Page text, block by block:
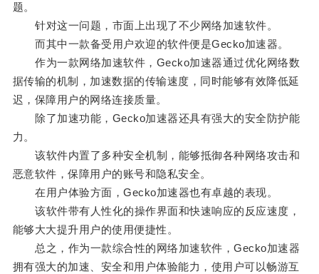
题。
针对这一问题，市面上出现了不少网络加速软件。
而其中一款备受用户欢迎的软件便是Gecko加速器。
作为一款网络加速软件，Gecko加速器通过优化网络数
据传输的机制，加速数据的传输速度，同时能够有效降低延
迟，保障用户的网络连接质量。
除了加速功能，Gecko加速器还具有强大的安全防护能
力。
该软件内置了多种安全机制，能够抵御各种网络攻击和
恶意软件，保障用户的账号和隐私安全。
在用户体验方面，Gecko加速器也有卓越的表现。
该软件带有人性化的操作界面和快速响应的反应速度，
能够大大提升用户的使用便捷性。
总之，作为一款综合性的网络加速软件，Gecko加速器
拥有强大的加速、安全和用户体验能力，使用户可以畅游互